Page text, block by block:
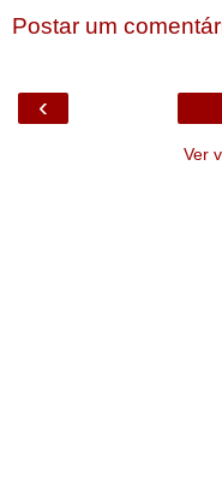
Postar um
‹
Ver